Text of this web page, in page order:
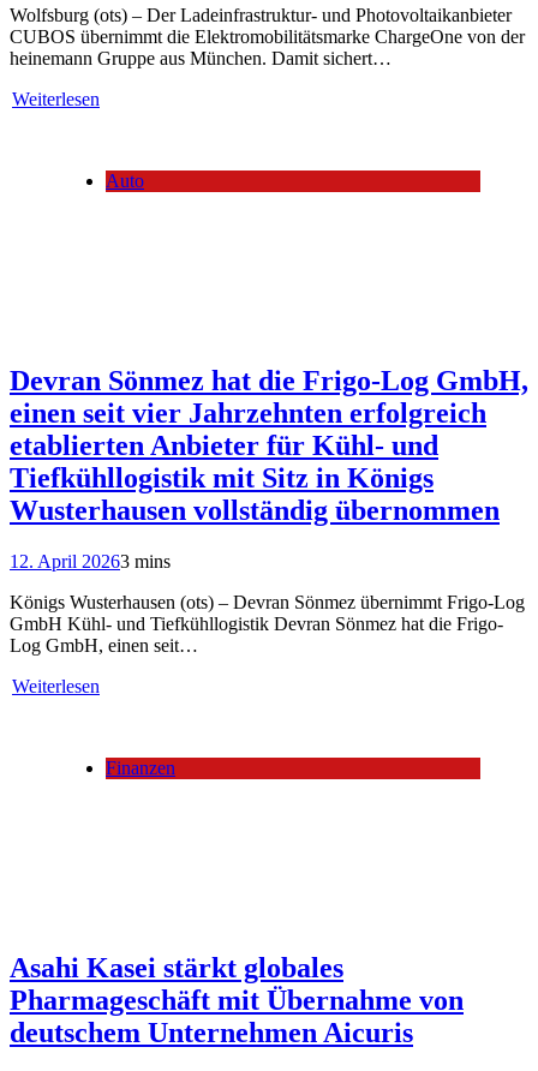
Wolfsburg (ots) – Der Ladeinfrastruktur- und Photovoltaikanbieter
CUBOS übernimmt die Elektromobilitätsmarke ChargeOne von der
heinemann Gruppe aus München. Damit sichert…
Weiterlesen
Auto
Devran Sönmez hat die Frigo-Log GmbH,
einen seit vier Jahrzehnten erfolgreich
etablierten Anbieter für Kühl- und
Tiefkühllogistik mit Sitz in Königs
Wusterhausen vollständig übernommen
12. April 20263 mins
Königs Wusterhausen (ots) – Devran Sönmez übernimmt Frigo-Log
GmbH Kühl- und Tiefkühllogistik Devran Sönmez hat die Frigo-
Log GmbH, einen seit…
Weiterlesen
Finanzen
Asahi Kasei stärkt globales
Pharmageschäft mit Übernahme von
deutschem Unternehmen Aicuris